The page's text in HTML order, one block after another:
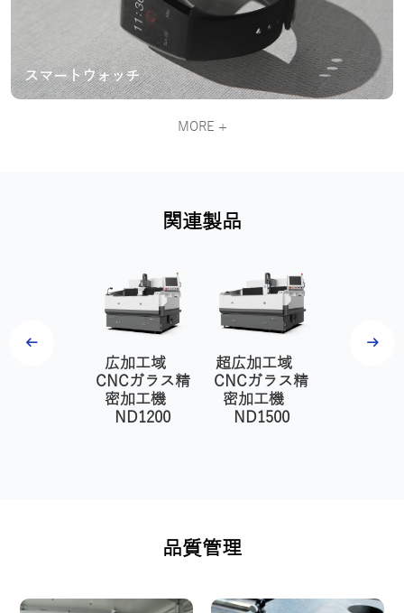
スマートウォッチ
MORE +
関連製品
超広加工域
CNCガラス精
密加工機
ND1500
CNCガラス精
密加工機 FC-
350
品質管理